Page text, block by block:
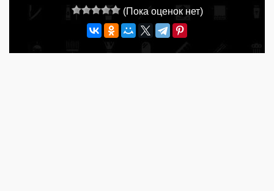
(Пока оценок нет)